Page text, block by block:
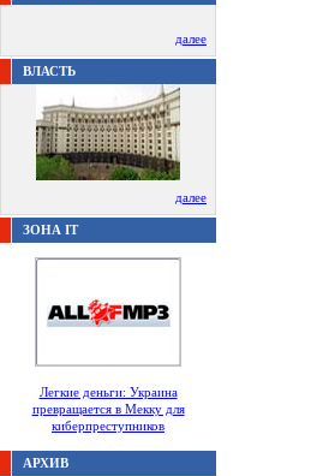
далее
ВЛАСТЬ
далее
ЗОНА IT
Легкие деньги: Украина
превращается в Мекку для
киберпреступников
АРХИВ